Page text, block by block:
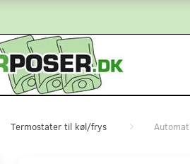
Termostater til køl/frys